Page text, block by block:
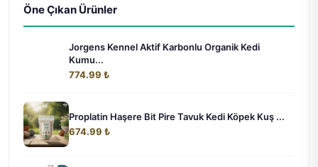
Öne Çıkan Ürünler
Jorgens Kennel Aktif Karbonlu Organik Kedi
Kumu...
774.99 ₺
Proplatin Haşere Bit Pire Tavuk Kedi Köpek Kuş ...
674.99 ₺